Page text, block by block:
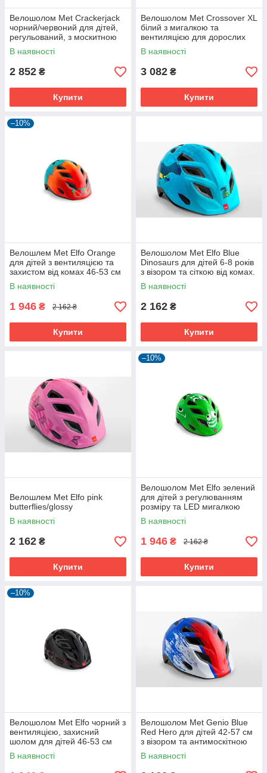
Велошолом Met Crackerjack
чорний/червоний для дітей,
регульований, з москитною
сіткою та підсвіткою
В наявності
2 852 ₴
Купити
Велошолом Met Crossover XL
білий з мигалкою та
вентиляцією для дорослих
В наявності
3 082 ₴
Купити
–10%
Велошлем Met Elfo Orange
для дітей з вентиляцією та
захистом від комах 46-53 см
В наявності
1 946 ₴ 2 162 ₴
Купити
Велошолом Met Elfo Blue
Dinosaurs для дітей 6-8 років
з візором та сіткою від комах.
В наявності
2 162 ₴
Купити
Велошлем Met Elfo pink
butterflies/glossy
В наявності
2 162 ₴
Купити
–10%
Велошолом Met Elfo зелений
для дітей з регулюванням
розміру та LED мигалкою
В наявності
1 946 ₴ 2 162 ₴
Купити
–10%
Велошолом Met Elfo чорний з
вентиляцією, захисний
шолом для дітей 46-53 см
В наявності
Велошолом Met Genio Blue
Red Hero для дітей 42-57 см
з візором та антимоскітною
сіткою
В наявності